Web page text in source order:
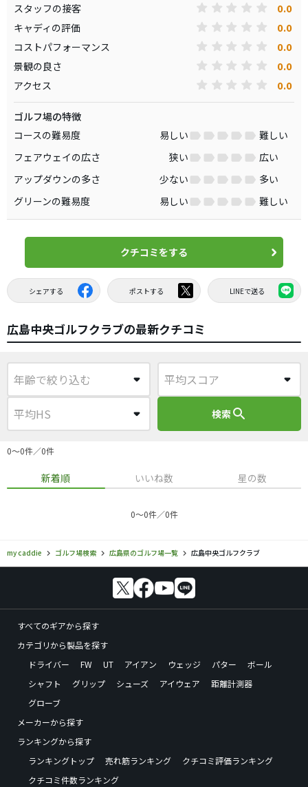
スタッフの接客 0.0
キャディの評価 0.0
コストパフォーマンス 0.0
景観の良さ 0.0
アクセス 0.0
ゴルフ場の特徴
コースの難易度
易しい
難しい
フェアウェイの広さ
狭い
広い
アップダウンの多さ
少ない
多い
グリーンの難易度
易しい 難しい
クチコミをする
シェアする ポストする LINEで送る
広島中央ゴルフクラブの最新クチコミ
検索search
0〜0件／0件
新着順 いいね数 星の数
0〜0件／0件
my caddie ゴルフ場検索 広島県のゴルフ場一覧 広島中央ゴルフクラブ
すべてのギアから探す
カテゴリから製品を探す
ドライバー
FW UT アイアン ウェッジ パター
ボール
シャフト
グリップ シューズ アイウェア
距離計測器
グローブ
メーカーから探す
ランキングから探す
ランキングトップ
売れ筋ランキング
クチコミ評価ランキング
クチコミ件数ランキング